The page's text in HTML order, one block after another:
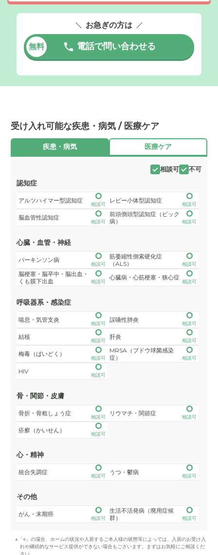
お急ぎの方は
無料 電話で問い合わせる
受け入れ可能な疾患・病気 / 医療ケア
疾患・病気 医療ケア
相談可 不可
認知症
アルツハイマー型認知症
相談可
レビー小体型認知症
相談可
脳血管性認知症
相談可
前頭側頭型認知症（ピック
病）
相談可
心臓・血管・神経
パーキンソン病
相談可
筋萎縮性側索硬化症
（ALS）
相談可
脳梗塞・脳卒中・脳出血・
くも膜下出血
相談可
心臓病・心筋梗塞・狭心症
相談可
呼吸器系・感染症
喘息・気管支炎
相談可
誤嚥性肺炎
相談可
結核
相談可
肝炎
相談可
梅毒（ばいどく）
相談可
MRSA（ブドウ球菌感染
症）
相談可
HIV
相談可
骨・関節・皮膚
骨折・骨粗しょう症
相談可
リウマチ・関節症
相談可
疥癬（かいせん）
相談可
心・精神
統合失調症
相談可
うつ・鬱病
相談可
その他
がん・末期癌
相談可
生活不活発病（廃用症候
群）
相談可
※「○」の場合、ホームの状況や入居するご本人様の状態等によっては、入居のお受け入
れや継続的なサービス提供ができない場合もございます。まずはお気軽にご相談くだ
さい。